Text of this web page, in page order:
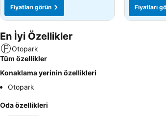
Fiyatları görün
Fiyatları
En İyi Özellikler
Otopark
Tüm özellikler
Konaklama yerinin özellikleri
Otopark
Oda özellikleri